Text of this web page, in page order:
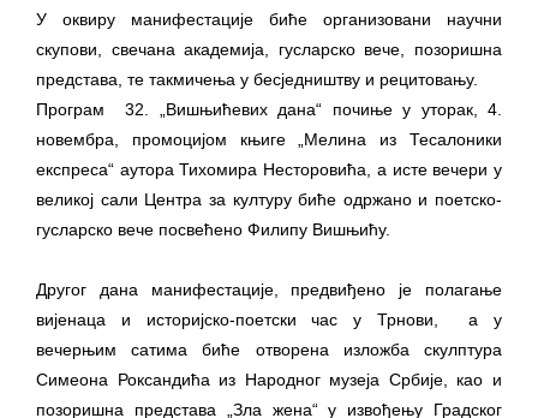
У оквиру манифестације биће организовани научни
скупови, свечана академија, гусларско вече, позоришна
представа, те такмичења у бесједништву и рецитовању.
Програм 32. „Вишњићевих дана“ почиње у уторак, 4.
новембра, промоцијом књиге „Мелина из Тесалоники
експреса“ аутора Тихомира Несторовића, а исте вечери у
великој сали Центра за културу биће одржано и поетско-
гусларско вече посвећено Филипу Вишњићу.
Другог дана манифестације, предвиђено је полагање
вијенаца и историјско-поетски час у Трнови, а у
вечерњим сатима биће отворена изложба скулптура
Симеона Роксандића из Народног музеја Србије, као и
позоришна представа „Зла жена“ у извођењу Градског